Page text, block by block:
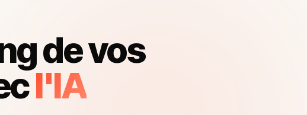
de vos
l'IA